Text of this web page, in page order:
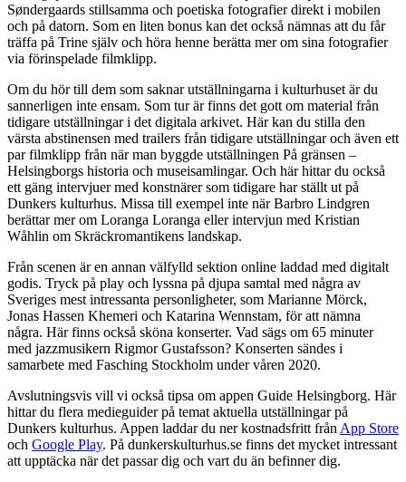
Søndergaards stillsamma och poetiska fotografier direkt i mobilen
och på datorn. Som en liten bonus kan det också nämnas att du får
träffa på Trine själv och höra henne berätta mer om sina fotografier
via förinspelade filmklipp.
Om du hör till dem som saknar utställningarna i kulturhuset är du
sannerligen inte ensam. Som tur är finns det gott om material från
tidigare utställningar i det digitala arkivet. Här kan du stilla den
värsta abstinensen med trailers från tidigare utställningar och även ett
par filmklipp från när man byggde utställningen På gränsen –
Helsingborgs historia och museisamlingar. Och här hittar du också
ett gäng intervjuer med konstnärer som tidigare har ställt ut på
Dunkers kulturhus. Missa till exempel inte när Barbro Lindgren
berättar mer om Loranga Loranga eller intervjun med Kristian
Wåhlin om Skräckromantikens landskap.
Från scenen är en annan välfylld sektion online laddad med digitalt
godis. Tryck på play och lyssna på djupa samtal med några av
Sveriges mest intressanta personligheter, som Marianne Mörck,
Jonas Hassen Khemeri och Katarina Wennstam, för att nämna
några. Här finns också sköna konserter. Vad sägs om 65 minuter
med jazzmusikern Rigmor Gustafsson? Konserten sändes i
samarbete med Fasching Stockholm under våren 2020.
Avslutningsvis vill vi också tipsa om appen Guide Helsingborg. Här
hittar du flera medieguider på temat aktuella utställningar på
Dunkers kulturhus. Appen laddar du ner kostnadsfritt från App Store
och Google Play. På dunkerskulturhus.se finns det mycket intressant
att upptäcka när det passar dig och vart du än befinner dig.